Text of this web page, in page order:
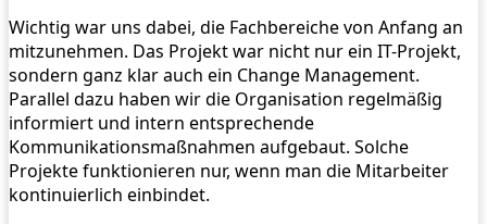
Wichtig war uns dabei, die Fachbereiche von Anfang an
mitzunehmen. Das Projekt war nicht nur ein IT-Projekt,
sondern ganz klar auch ein Change Management.
Parallel dazu haben wir die Organisation regelmäßig
informiert und intern entsprechende
Kommunikationsmaßnahmen aufgebaut. Solche
Projekte funktionieren nur, wenn man die Mitarbeiter
kontinuierlich einbindet.